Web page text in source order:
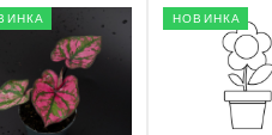
НОВИНКА